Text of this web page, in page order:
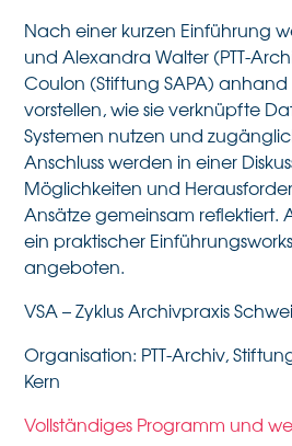
Nach einer kurzen Einführung
und Alexandra Walter (PTT-
Coulon (Stiftung SAPA) anhand
vorstellen, wie sie verknüpfte
Systemen nutzen und
Anschluss werden in einer
Möglichkeiten und
Ansätze gemeinsam reflektiert.
ein praktischer
angeboten.
VSA – Zyklus Archivpraxis
Organisation: PTT-Archiv,
Kern
Vollständiges Programm und